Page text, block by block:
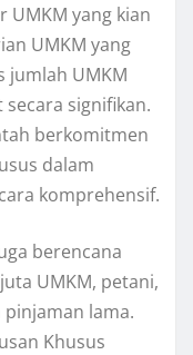
yang kian
UMKM yang
jumlah UMKM
secara signifikan.
berkomitmen
dalam
komprehensif.
berencana
UMKM, petani,
lama.
Khusus